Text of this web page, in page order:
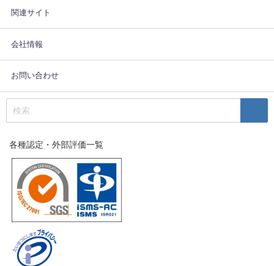
関連サイト
会社情報
お問い合わせ
各種認定・外部評価一覧